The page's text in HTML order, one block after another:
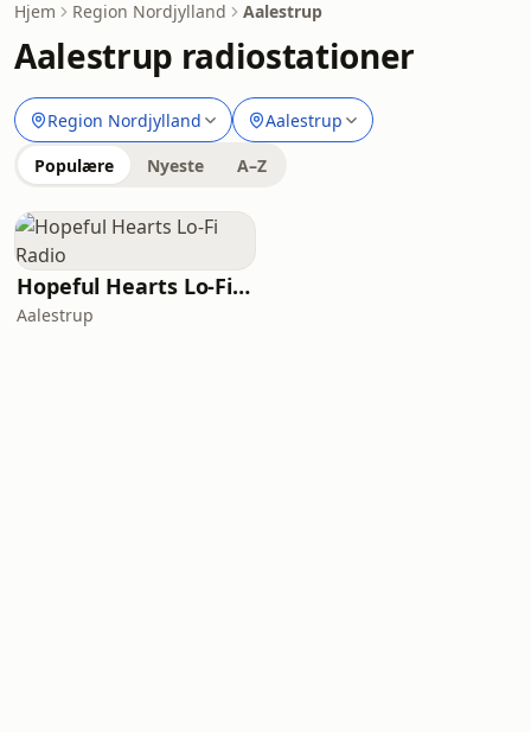
Hjem Region Nordjylland Aalestrup
Aalestrup radiostationer
Region Nordjylland Aalestrup
Populære Nyeste A–Z
Hopeful Hearts Lo-Fi Radio
Aalestrup